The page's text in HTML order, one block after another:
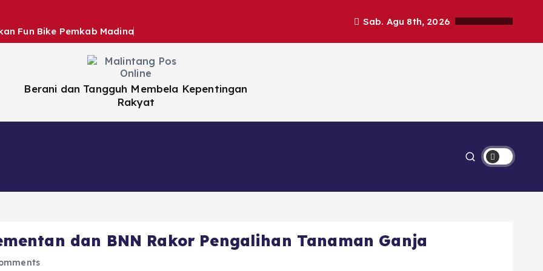
Fun Bike Pemkab Madina
Sab. Agu 8th, 2026
Berani dan Tangguh Membela Kepentingan
Rakyat
dan BNN Rakor Pengalihan Tanaman Ganja